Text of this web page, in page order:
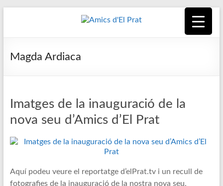
d'El
nascuda amb
tots els
pratencs
Magda Ardiaca
Imatges de la inauguració de la
nova seu d’Amics d’El Prat
Aquí podeu veure el reportatge d’elPrat.tv i un recull de
fotografies de la inauguració de la nostra nova seu.